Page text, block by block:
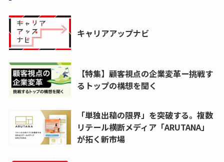
キャリアアップナビ
【特集】顧客視点の企業変革ー挑戦す
るトップの構想を聞く
「単独出稿の限界」を突破する。複数
リテール横断メディア「ARUTANA」
が拓く新市場